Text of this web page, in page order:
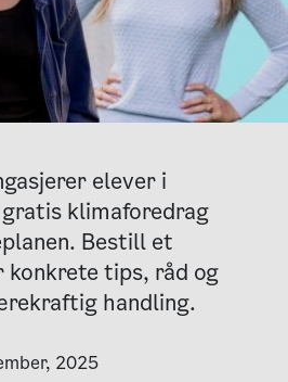
elever i
klimaforedrag
Bestill et
konkrete tips, råd og
handling.
2025